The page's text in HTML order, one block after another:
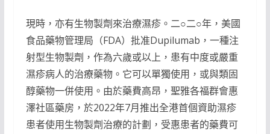
現時，亦有生物製劑來治療濕疹。二○二○年，美國
食品藥物管理局（FDA）批准Dupilumab，一種注
射型生物製劑，作為六歲或以上，患有中度或嚴重
濕疹病人的治療藥物。它可以單獨使用，或與類固
醇藥物一併使用。由於藥費高昂，聖雅各福群會惠
澤社區藥房，於2022年7月推出全港首個資助濕疹
患者使用生物製劑治療的計劃，受惠患者的藥費可